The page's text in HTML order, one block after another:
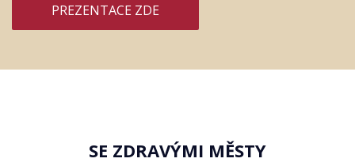
PREZENTACE ZDE
SE ZDRAVÝMI MĚSTY